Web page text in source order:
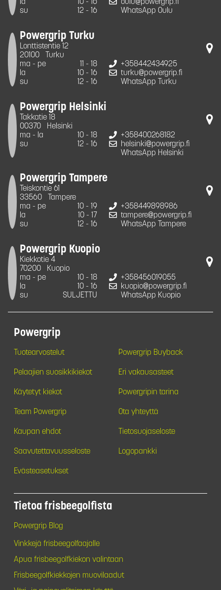
la
10 - 16
su
12 - 16
oulu@powergrip.fi
WhatsApp Oulu
Powergrip Turku
Lonttistentie 12
20100
Turku
ma - pe
11 - 18
la
10 - 16
su
12 - 16
+358442434925
turku@powergrip.fi
WhatsApp Turku
Powergrip Helsinki
Takkatie 18
00370
Helsinki
ma - la
10 - 18
su
12 - 16
+358400268182
helsinki@powergrip.fi
WhatsApp Helsinki
Powergrip Tampere
Teiskontie 61
33560
Tampere
ma - pe
10 - 19
la
10 - 17
su
12 - 16
+358449898986
tampere@powergrip.fi
WhatsApp Tampere
Powergrip Kuopio
Kiekkotie 4
70200
Kuopio
ma - pe
10 - 18
la
10 - 16
su
SULJETTU
+358456019055
kuopio@powergrip.fi
WhatsApp Kuopio
Powergrip
Tuotearvostelut Powergrip Buyback
Pelaajien suosikkikiekot Eri vakausasteet
Käytetyt kiekot Powergripin tarina
Team Powergrip Ota yhteyttä
Kaupan ehdot Tietosuojaseloste
Saavutettavuusseloste Logopankki
Evästeasetukset
Tietoa frisbeegolfista
Powergrip Blog
Vinkkejä frisbeegolfaajalle
Apua frisbeegolfkiekon valintaan
Frisbeegolfkiekkojen muovilaadut